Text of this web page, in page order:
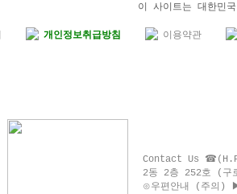
이 사이트는 대한민
개인정보취급방침 이용약관
Contact Us
2동 2층 252호 (구
⊙우편안내 (주의)